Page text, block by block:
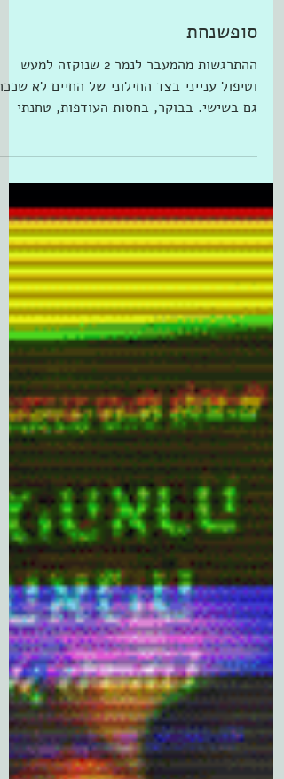
14 ביולי 2022
סופשנחת
ההתרגשות מהמעבר לנמר 2 שנוקזה למעש
וטיפול ענייני בצד החילוני של החיים לא
גם בשישי. בבוקר, בחסות העודפות, טחנתי
חלה עם חמאה וחלבה...